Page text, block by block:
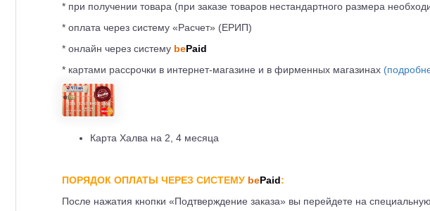
* при получении товара (при заказе товаров нестандартного размера
* оплата через систему «Расчет» (ЕРИП)
* онлайн через систему bePaid
* картами рассрочки в интернет-магазине и в фирменных магазинах
Карта Халва на 2, 4 месяца
ПОРЯДОК ОПЛАТЫ ЧЕРЕЗ СИСТЕМУ bePaid:
После нажатия кнопки «Подтверждение заказа» вы перейдете на